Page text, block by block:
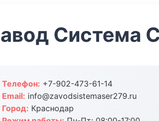
Система
Телефон: +7-902-473-61-14
Email: info@zavodsistemaser279.ru
Город: Краснодар